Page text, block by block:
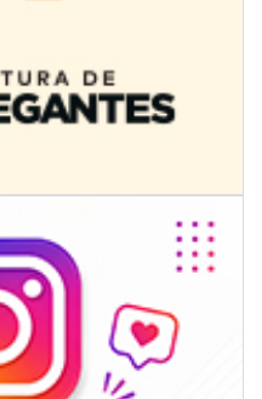
gratuitas e atividades